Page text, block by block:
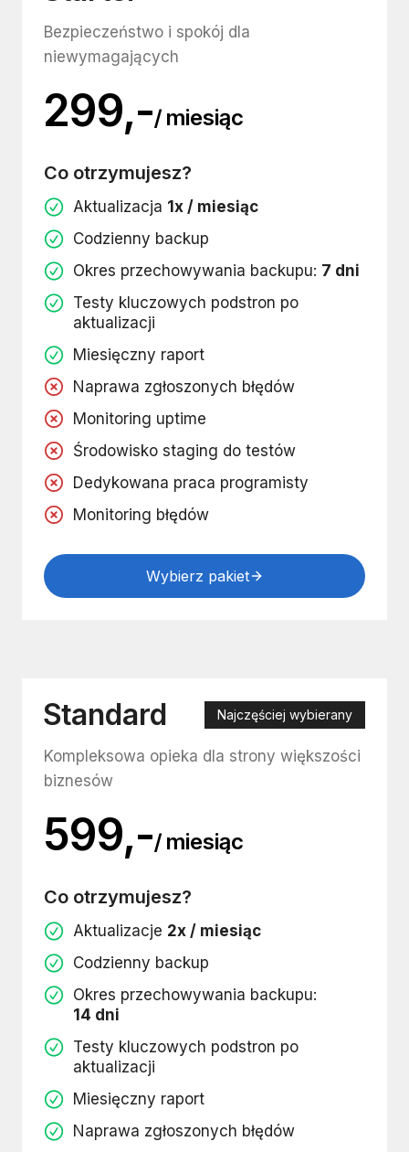
Bezpieczeństwo i spokój dla
niewymagających
299,-/ miesiąc
Co otrzymujesz?
Aktualizacja 1x / miesiąc
Codzienny backup
Okres przechowywania backupu: 7 dni
Testy kluczowych podstron po
aktualizacji
Miesięczny raport
Naprawa zgłoszonych błędów
Monitoring uptime
Środowisko staging do testów
Dedykowana praca programisty
Monitoring błędów
Wybierz pakiet
Standard Najczęściej wybierany
Kompleksowa opieka dla strony większości
biznesów
599,-/ miesiąc
Co otrzymujesz?
Aktualizacje 2x / miesiąc
Codzienny backup
Okres przechowywania backupu:
14 dni
Testy kluczowych podstron po
aktualizacji
Miesięczny raport
Naprawa zgłoszonych błędów